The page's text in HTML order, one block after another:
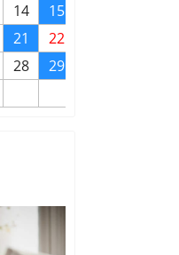
14 15
21 22
28 29